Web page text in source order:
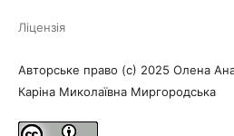
Ліцензія
Авторське право (c) 2025 Олена
Каріна Миколаївна Миргородська